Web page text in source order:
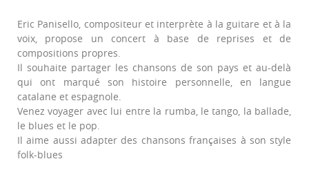
Eric Panisello, compositeur et interprète à la guitare et à la
voix, propose un concert à base de reprises et de
compositions propres.
Il souhaite partager les chansons de son pays et au-delà
qui ont marqué son histoire personnelle, en langue
catalane et espagnole.
Venez voyager avec lui entre la rumba, le tango, la ballade,
le blues et le pop.
Il aime aussi adapter des chansons françaises à son style
folk-blues